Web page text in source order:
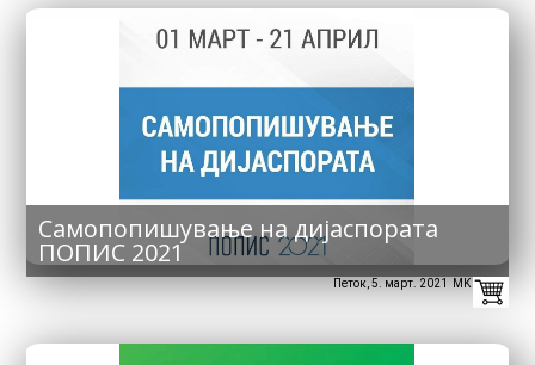
Самопопишување на дијаспората
ПОПИС 2021
Петок, 5. март. 2021 MK